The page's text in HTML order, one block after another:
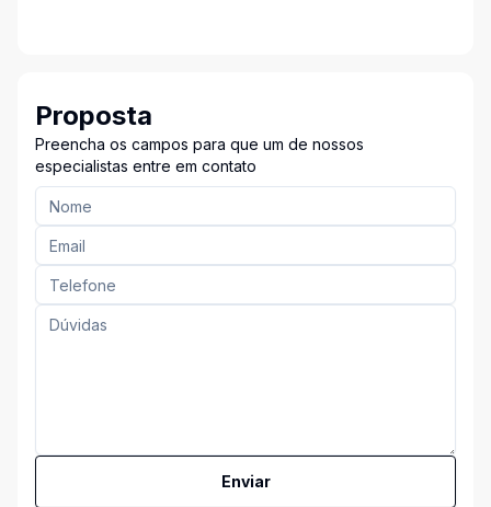
Proposta
Preencha os campos para que um de nossos
especialistas entre em contato
Enviar